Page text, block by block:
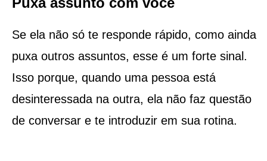
Se ela não só te responde rápido, como ainda
puxa outros assuntos, esse é um forte sinal.
Isso porque, quando uma pessoa está
desinteressada na outra, ela não faz questão
de conversar e te introduzir em sua rotina.